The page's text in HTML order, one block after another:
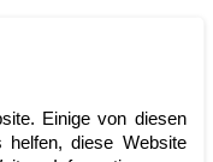
Einige von diesen
helfen, diese Website